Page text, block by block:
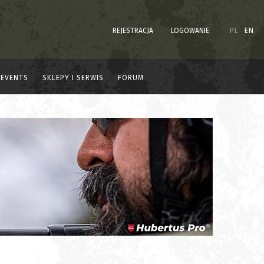
REJESTRACJA LOGOWANIE PL EN
EVENTS SKLEPY I SERWIS FORUM